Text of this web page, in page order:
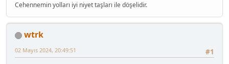
Cehennemin yolları iyi niyet taşları ile döşelidir.
wtrk
#1
02 Mayıs 2024, 20:49:51